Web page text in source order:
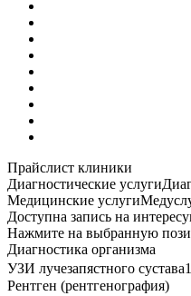
Прайслист клиники
Диагностические услуги
Медицинские услуги
Доступна запись на
Нажмите на выбранную
Диагностика организма
УЗИ лучезапястного сустава
Рентген (рентгенография)